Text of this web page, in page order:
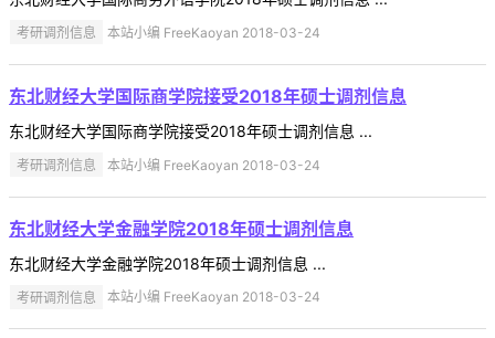
考研调剂信息 本站小编 FreeKaoyan 2018-03-24
东北财经大学国际商学院接受2018年硕士调剂信息
东北财经大学国际商学院接受2018年硕士调剂信息 ...
考研调剂信息 本站小编 FreeKaoyan 2018-03-24
东北财经大学金融学院2018年硕士调剂信息
东北财经大学金融学院2018年硕士调剂信息 ...
考研调剂信息 本站小编 FreeKaoyan 2018-03-24